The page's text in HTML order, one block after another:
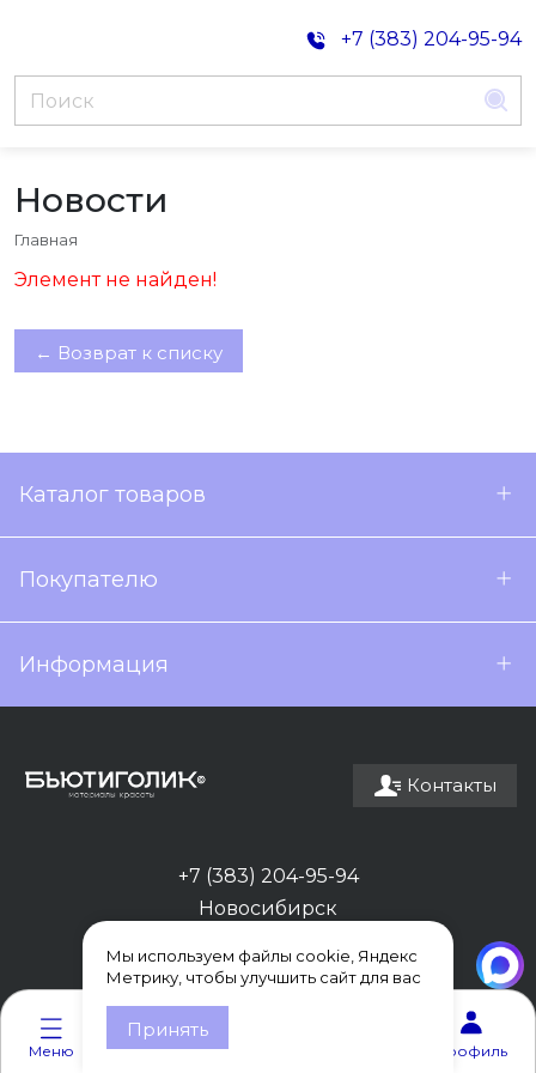
+7 (383) 204-95-94
Меню Каталог Корзина Профиль
Новости
Главная
Элемент не найден!
← Возврат к списку
Каталог товаров
Покупателю
Информация
Контакты
+7 (383) 204-95-94
Новосибирск
Мы используем файлы cookie, Яндекс
Метрику, чтобы улучшить сайт для вас
Принять